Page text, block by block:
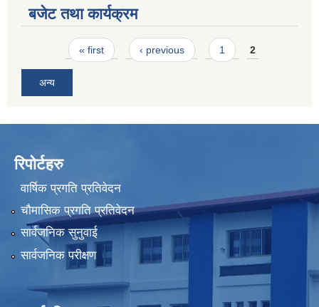
बजेट तथा कार्यक्रम
Pages« first ‹ previous 1 2
अन्य
रिपोर्टहरु
वार्षिक प्रगति प्रतिवेदन
चौमासिक प्रगति प्रतिवेदन
सार्वजनिक सुनुवाई
सार्वजनिक परीक्षण